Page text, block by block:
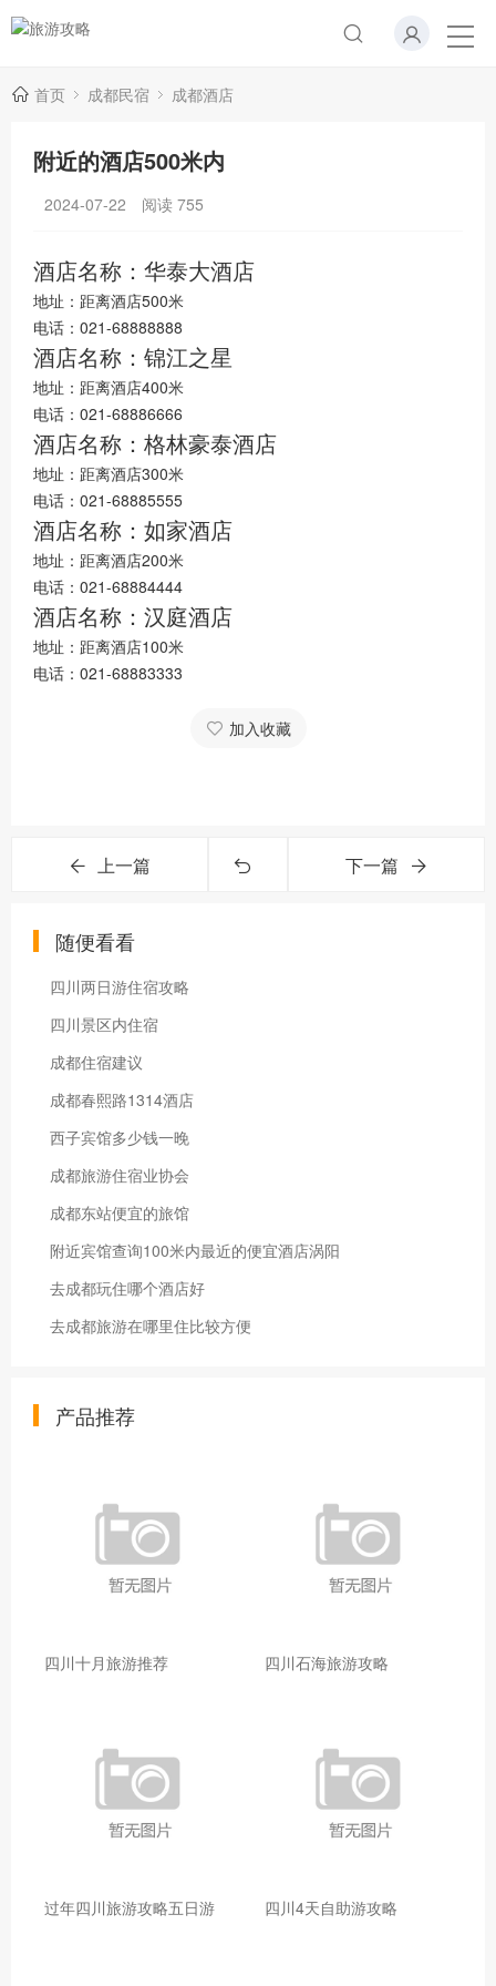
首页 成都民宿 成都酒店
附近的酒店500米内
2024-07-22 阅读 755
酒店名称：华泰大酒店
地址：距离酒店500米
电话：021-68888888
酒店名称：锦江之星
地址：距离酒店400米
电话：021-68886666
酒店名称：格林豪泰酒店
地址：距离酒店300米
电话：021-68885555
酒店名称：如家酒店
地址：距离酒店200米
电话：021-68884444
酒店名称：汉庭酒店
地址：距离酒店100米
电话：021-68883333
加入收藏
上一篇 下一篇
随便看看
四川两日游住宿攻略
四川景区内住宿
成都住宿建议
成都春熙路1314酒店
西子宾馆多少钱一晚
成都旅游住宿业协会
成都东站便宜的旅馆
附近宾馆查询100米内最近的便宜酒店涡阳
去成都玩住哪个酒店好
去成都旅游在哪里住比较方便
产品推荐
四川十月旅游推荐 四川石海旅游攻略
过年四川旅游攻略五日游 四川4天自助游攻略